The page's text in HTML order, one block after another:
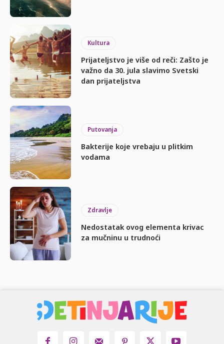
Kultura
Prijateljstvo je više od reči: Zašto je
važno da 30. jula slavimo Svetski
dan prijateljstva
Putovanja
Bakterije koje vrebaju u plitkim
vodama
Zdravlje
Nedostatak ovog elementa krivac
za mučninu u trudnoći